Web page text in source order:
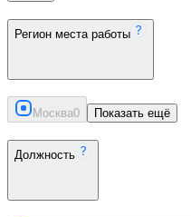
Регион места работы
Москва0 Показать ещё
Должность